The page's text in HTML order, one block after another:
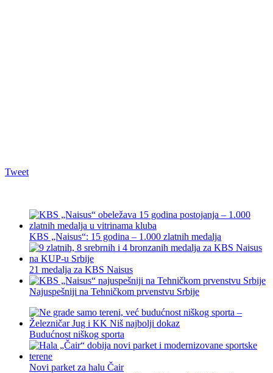
Tweet
KBS „Naisus“: 15 godina – 1.000 zlatnih medalja
21 medalja za KBS Naisus
Najuspešniji na Tehničkom prvenstvu Srbije
Budućnost niškog sporta
Novi parket za halu Čair